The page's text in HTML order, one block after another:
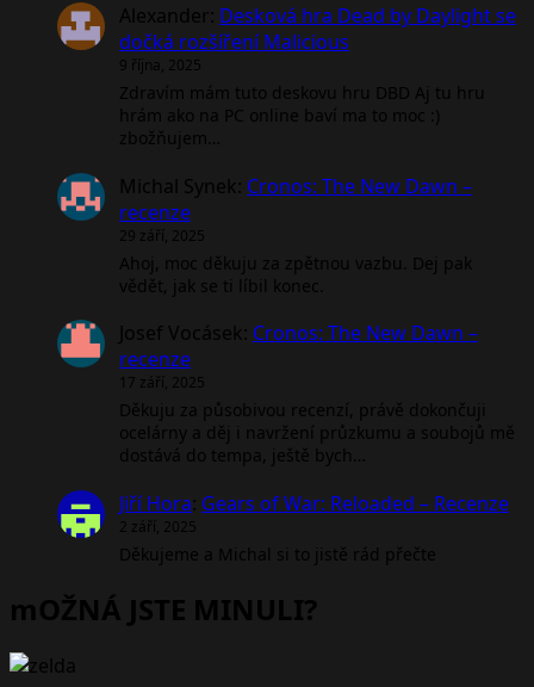
Alexander: Desková hra Dead by Daylight se
dočká rozšíření Malicious
9 října, 2025
Zdravím mám tuto deskovu hru DBD Aj tu hru
hrám ako na PC online baví ma to moc :)
zbožňujem…
Michal Synek: Cronos: The New Dawn –
recenze
29 září, 2025
Ahoj, moc děkuju za zpětnou vazbu. Dej pak
vědět, jak se ti líbil konec.
Josef Vocásek: Cronos: The New Dawn –
recenze
17 září, 2025
Děkuju za působivou recenzí, právě dokončuji
ocelárny a děj i navržení průzkumu a soubojů mě
dostává do tempa, ještě bych…
Jiří Hora: Gears of War: Reloaded – Recenze
2 září, 2025
Děkujeme a Michal si to jistě rád přečte
mOŽNÁ JSTE MINULI?